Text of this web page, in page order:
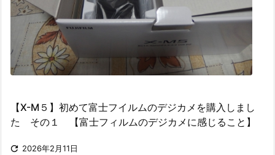
【X-M５】初めて富士フイルムのデジカメを購入しまし
た その１ 【富士フィルムのデジカメに感じること】
 2026年2月11日